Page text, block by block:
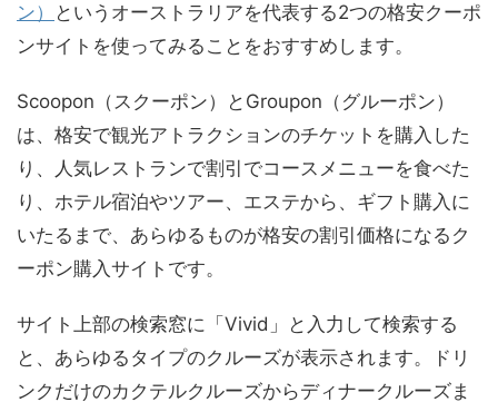
ン）
というオーストラリアを代表する2つの格安クーポ
ンサイトを使ってみることをおすすめします。
Scoopon（スクーポン）とGroupon（グルーポン）
は、格安で観光アトラクションのチケットを購入した
り、人気レストランで割引でコースメニューを食べた
り、ホテル宿泊やツアー、エステから、ギフト購入に
いたるまで、あらゆるものが格安の割引価格になるク
ーポン購入サイトです。
サイト上部の検索窓に「Vivid」と入力して検索する
と、あらゆるタイプのクルーズが表示されます。ドリ
ンクだけのカクテルクルーズからディナークルーズま